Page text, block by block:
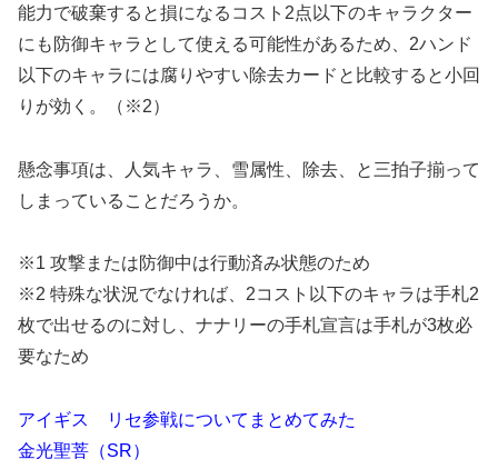
能力で破棄すると損になるコスト2点以下のキャラクター
にも防御キャラとして使える可能性があるため、2ハンド
以下のキャラには腐りやすい除去カードと比較すると小回
りが効く。（※2）
懸念事項は、人気キャラ、雪属性、除去、と三拍子揃って
しまっていることだろうか。
※1 攻撃または防御中は行動済み状態のため
※2 特殊な状況でなければ、2コスト以下のキャラは手札2
枚で出せるのに対し、ナナリーの手札宣言は手札が3枚必
要なため
アイギス リセ参戦についてまとめてみた
金光聖菩（SR）